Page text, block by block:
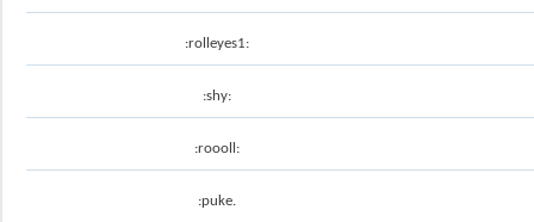
:rolleyes1:
:shy:
:roooll:
:puke.